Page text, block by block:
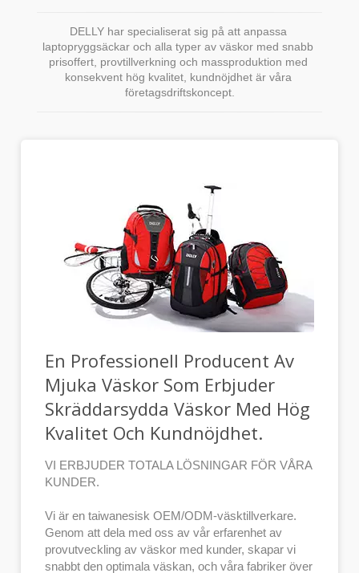
DELLY har specialiserat sig på att anpassa
laptopryggsäckar och alla typer av väskor med snabb
prisoffert, provtillverkning och massproduktion med
konsekvent hög kvalitet, kundnöjdhet är våra
företagsdriftskoncept.
En Professionell Producent Av
Mjuka Väskor Som Erbjuder
Skräddarsydda Väskor Med Hög
Kvalitet Och Kundnöjdhet.
VI ERBJUDER TOTALA LÖSNINGAR FÖR VÅRA
KUNDER.
Vi är en taiwanesisk OEM/ODM-väsktillverkare.
Genom att dela med oss av vår erfarenhet av
provutveckling av väskor med kunder, skapar vi
snabbt den optimala väskan, och våra fabriker över